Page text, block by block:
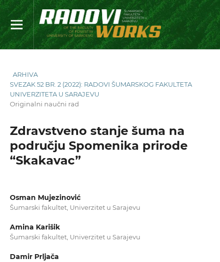
ARHIVA
SVEZAK 52 BR. 2 (2022): RADOVI ŠUMARSKOG FAKULTETA
UNIVERZITETA U SARAJEVU
Originalni naučni rad
Zdravstveno stanje šuma na
području Spomenika prirode
“Skakavac”
Osman Mujezinović
Šumarski fakultet, Univerzitet u Sarajevu
Amina Karišik
Šumarski fakultet, Univerzitet u Sarajevu
Damir Prljača